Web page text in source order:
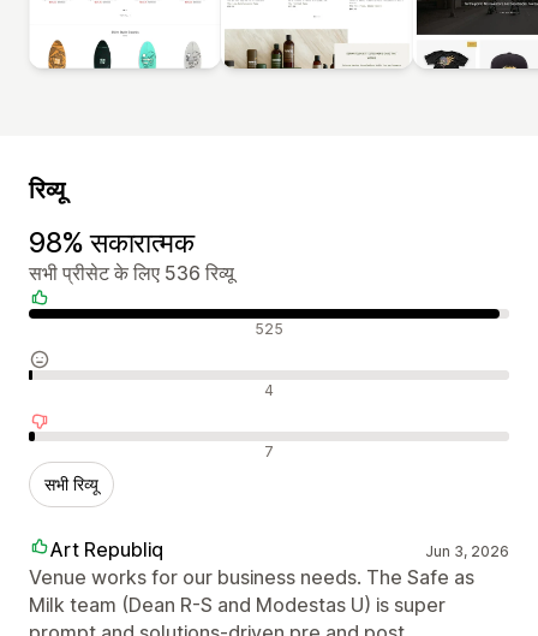
रिव्यू
98% सकारात्मक
सभी प्रीसेट के लिए 536 रिव्यू
सकारात्मक रिव्यू 525
न्यूट्रल रिव्यू 4
नकारात्मक रिव्यू 7
सभी रिव्यू
Art Republiq Jun 3, 2026
Venue works for our business needs. The Safe as
Milk team (Dean R-S and Modestas U) is super